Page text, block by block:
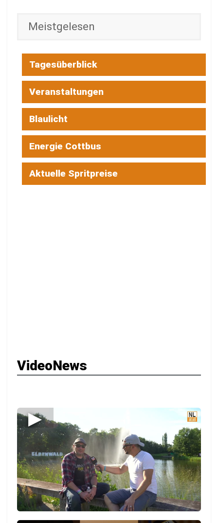
Meistgelesen
Tagesüberblick
Veranstaltungen
Blaulicht
Energie Cottbus
Aktuelle Spritpreise
VideoNews
▶